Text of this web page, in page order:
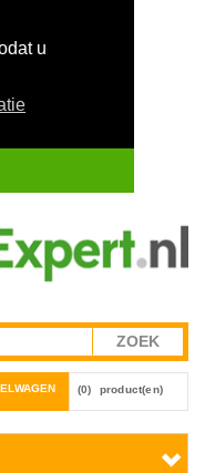
u
(0) product(en)